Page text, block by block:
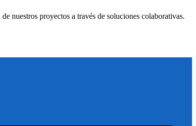
nuestros proyectos a través de soluciones colaborativas.